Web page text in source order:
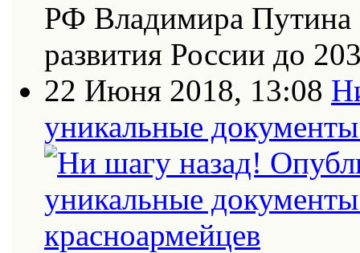
РФ Владимира Путина
развития России до
22 Июня 2018, 13:08
уникальные